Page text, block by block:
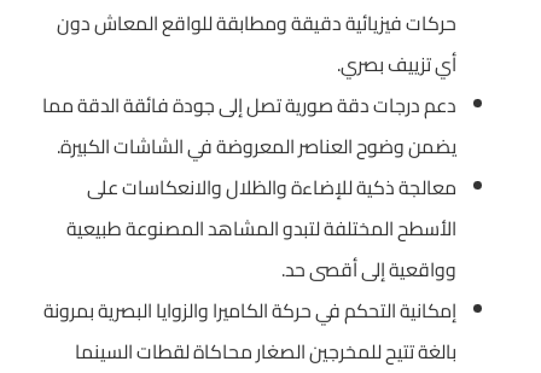
حركات فيزيائية دقيقة ومطابقة للواقع المعاش دون
أي تزييف بصري.
دعم درجات دقة صورية تصل إلى جودة فائقة الدقة مما
يضمن وضوح العناصر المعروضة في الشاشات الكبيرة.
معالجة ذكية للإضاءة والظلال والانعكاسات على
الأسطح المختلفة لتبدو المشاهد المصنوعة طبيعية
وواقعية إلى أقصى حد.
إمكانية التحكم في حركة الكاميرا والزوايا البصرية بمرونة
بالغة تتيح للمخرجين الصغار محاكاة لقطات السينما